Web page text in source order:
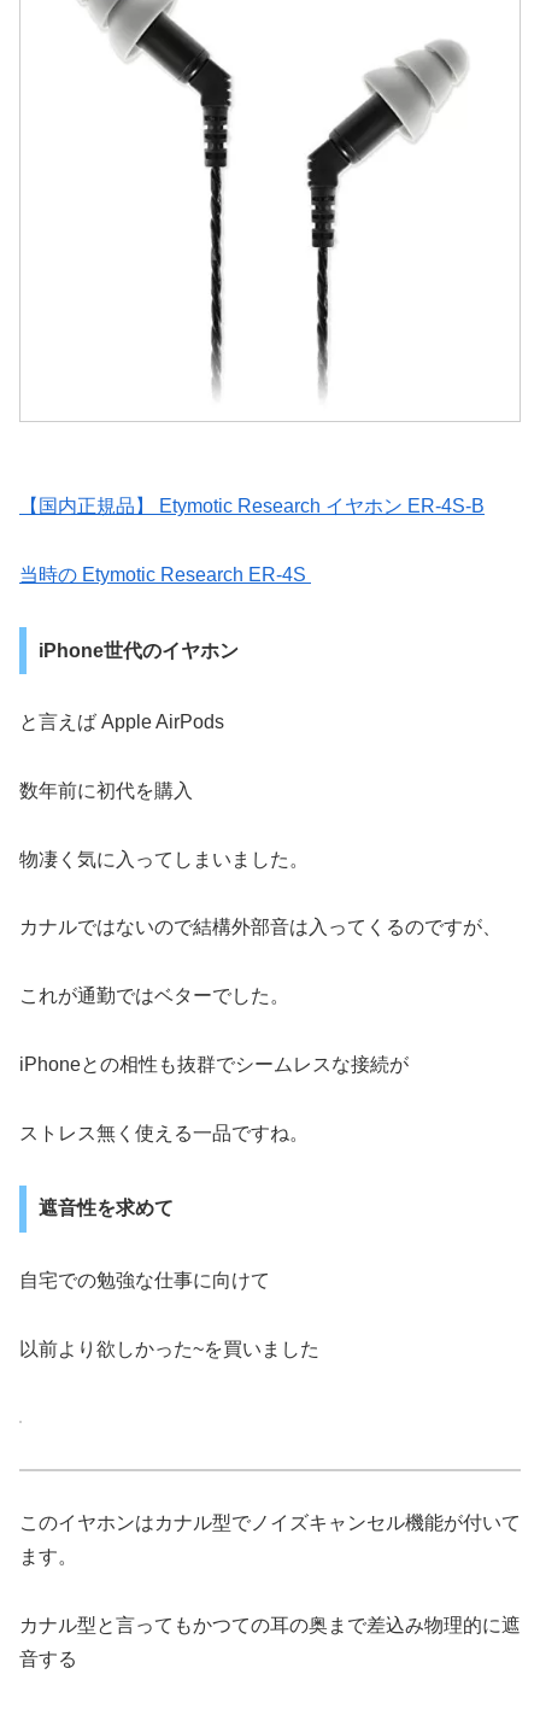
【国内正規品】 Etymotic Research イヤホン ER-4S-B
当時の Etymotic Research ER-4S
iPhone世代のイヤホン
と言えば Apple AirPods
数年前に初代を購入
物凄く気に入ってしまいました。
カナルではないので結構外部音は入ってくるのですが、
これが通勤ではベターでした。
iPhoneとの相性も抜群でシームレスな接続が
ストレス無く使える一品ですね。
遮音性を求めて
自宅での勉強な仕事に向けて
以前より欲しかった~を買いました
このイヤホンはカナル型でノイズキャンセル機能が付いて
ます。
カナル型と言ってもかつての耳の奥まで差込み物理的に遮
音する